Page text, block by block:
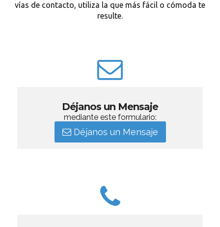
vías de contacto, utiliza la que más fácil o cómoda te
resulte.
Déjanos un Mensaje
mediante este formulario:
Déjanos un Mensaje